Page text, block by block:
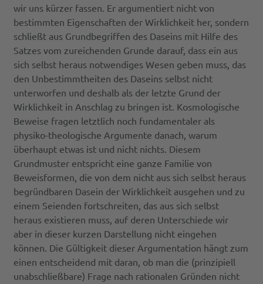
wir uns kürzer fassen. Er argumentiert nicht von
bestimmten Eigenschaften der Wirklichkeit her, sondern
schließt aus Grundbegriffen des Daseins mit Hilfe des
Satzes vom zureichenden Grunde darauf, dass ein aus
sich selbst heraus notwendiges Wesen geben muss, das
den Unbestimmtheiten des Daseins selbst nicht
unterworfen und deshalb als der letzte Grund der
Wirklichkeit in Anschlag zu bringen ist. Kosmologische
Beweise fragen letztlich noch fundamentaler als
physiko-theologische Argumente danach, warum
überhaupt etwas ist und nicht nichts. Diesem
Grundmuster entspricht eine ganze Familie von
Beweisformen, die von dem nicht aus sich selbst heraus
begründbaren Dasein der Wirklichkeit ausgehen und zu
einem Seienden fortschreiten, das aus sich selbst
heraus existieren muss, auf deren Unterschiede wir
aber in dieser kurzen Darstellung nicht eingehen
können. Die Gültigkeit dieser Argumentation hängt zum
einen entscheidend mit daran, ob man die (prinzipiell
unabschließbare) Frage nach rationalen Gründen nicht